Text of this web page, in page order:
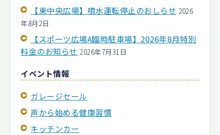
【東中央広場】噴水運転停止のおしらせ 2026
年8月2日
【スポーツ広場A臨時駐車場】2026年8月特別
料金のお知らせ 2026年7月31日
イベント情報
ガレージセール
声から始める健康習慣
キッチンカー